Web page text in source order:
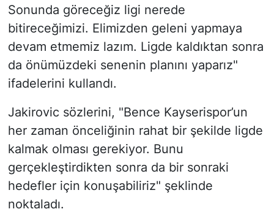
Sonunda göreceğiz ligi nerede
bitireceğimizi. Elimizden geleni yapmaya
devam etmemiz lazım. Ligde kaldıktan sonra
da önümüzdeki senenin planını yaparız"
ifadelerini kullandı.
Jakirovic sözlerini, "Bence Kayserispor’un
her zaman önceliğinin rahat bir şekilde ligde
kalmak olması gerekiyor. Bunu
gerçekleştirdikten sonra da bir sonraki
hedefler için konuşabiliriz" şeklinde
noktaladı.